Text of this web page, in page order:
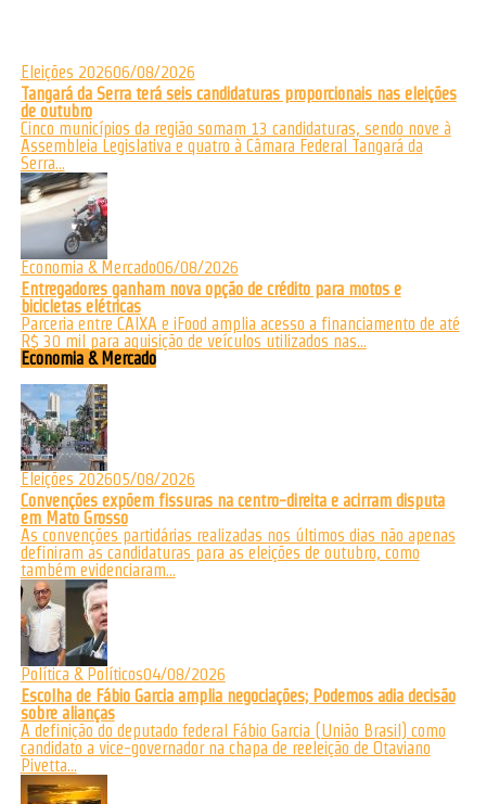
Eleições 202606/08/2026
Tangará da Serra terá seis candidaturas proporcionais nas eleições
de outubro
Cinco municípios da região somam 13 candidaturas, sendo nove à
Assembleia Legislativa e quatro à Câmara Federal Tangará da
Serra...
Economia & Mercado06/08/2026
Entregadores ganham nova opção de crédito para motos e
bicicletas elétricas
Parceria entre CAIXA e iFood amplia acesso a financiamento de até
R$ 30 mil para aquisição de veículos utilizados nas...
Economia & Mercado
Eleições 202605/08/2026
Convenções expõem fissuras na centro-direita e acirram disputa
em Mato Grosso
As convenções partidárias realizadas nos últimos dias não apenas
definiram as candidaturas para as eleições de outubro, como
também evidenciaram...
Política & Políticos04/08/2026
Escolha de Fábio Garcia amplia negociações; Podemos adia decisão
sobre alianças
A definição do deputado federal Fábio Garcia (União Brasil) como
candidato a vice-governador na chapa de reeleição de Otaviano
Pivetta...